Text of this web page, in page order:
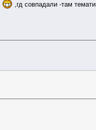
,гд совпадали -там